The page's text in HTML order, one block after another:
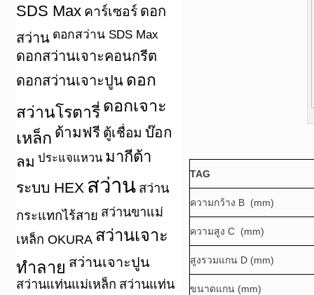
SDS Max คาร์เซอร์ ดอก
สว่าน ดอกสว่าน SDS Max
ดอกสว่านเจาะคอนกรีต
ดอกสว่านเจาะปูน ดอก
สว่านโรตารี่ ดอกเจาะ
เหล็ก ด้ามฟรี ตู้เชื่อม บ๊อก
ลม ประแจแหวน มากีต้า
ระบบ HEX สว่าน สว่าน
กระแทกไร้สาย สว่านขาแม่
เหล็ก OKURA สว่านเจาะ
ทำลาย สว่านเจาะปูน
สว่านแท่นแม่เหล็ก สว่านแท่น
TAG
ความกว้าง B (mm)
ความสูง C (mm)
สูงรวมแกน D (mm)
ขนาดแกน (mm)